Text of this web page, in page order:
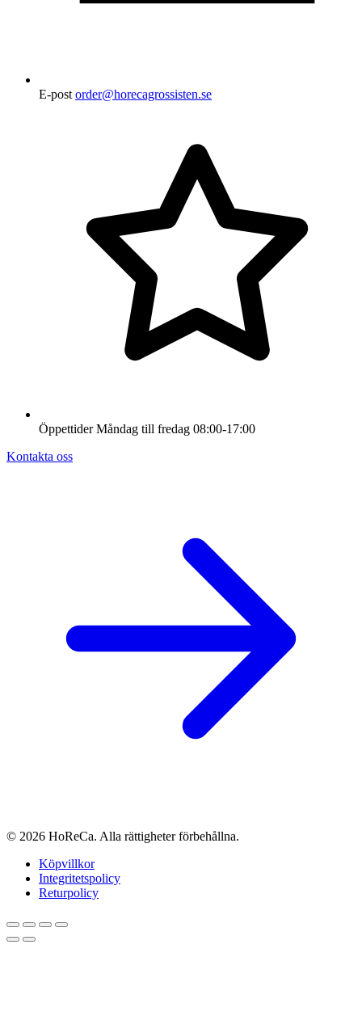
E-post order@horecagrossisten.se
Öppettider Måndag till fredag 08:00-17:00
Kontakta oss
© 2026 HoReCa. Alla rättigheter förbehållna.
Köpvillkor
Integritetspolicy
Returpolicy